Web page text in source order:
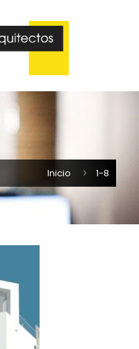
Inicio 1-8